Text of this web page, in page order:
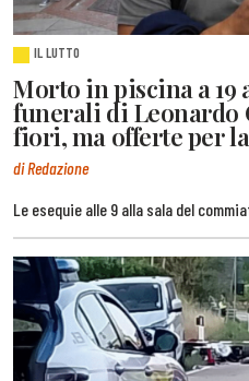
IL LUTTO
Morto in piscina a 19
funerali di Leonardo
fiori, ma offerte per
di Redazione
Le esequie alle 9 alla sala del